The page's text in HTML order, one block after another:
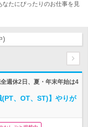
なたにぴったりのお仕事を見
)
週休2日、夏・年末年始は4
、OT、ST)】やりが